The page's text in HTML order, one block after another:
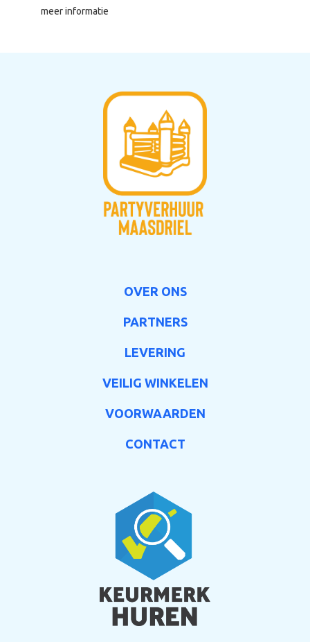
meer informatie
OVER ONS
PARTNERS
LEVERING
VEILIG WINKELEN
VOORWAARDEN
CONTACT